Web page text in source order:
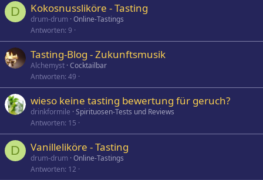
D Kokosnussliköre - Tasting
drum-drum Online-Tastings
Antworten 9
Tasting-Blog - Zukunftsmusik
Alchemyst Cocktailbar
Antworten 49
wieso keine tasting bewertung für geruch?
drinkformile Spirituosen-Tests und Reviews
Antworten 15
D Vanilleliköre - Tasting
drum-drum Online-Tastings
Antworten 12